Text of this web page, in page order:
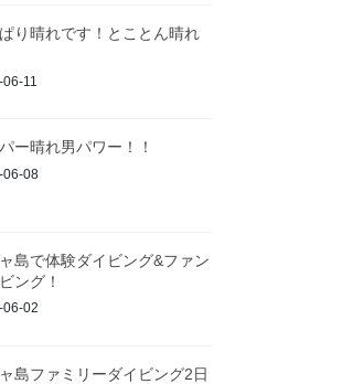
り晴れです！とことん晴れ
11
ー晴れ男パワー！！
06-08
島で体験ダイビング&ファン
ング！
02
島ファミリーダイビング2日